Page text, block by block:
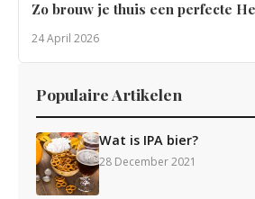
Zo brouw je thuis een perfecte
24 April 2026
Populaire Artikelen
Wat is IPA bier?
28 December 2021